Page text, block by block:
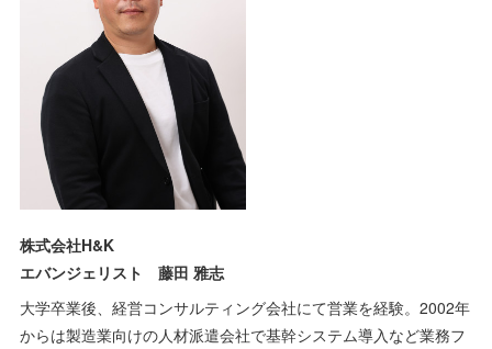
株式会社H&K
エバンジェリスト 藤田 雅志
大学卒業後、経営コンサルティング会社にて営業を経験。2002年
からは製造業向けの人材派遣会社で基幹システム導入など業務フ